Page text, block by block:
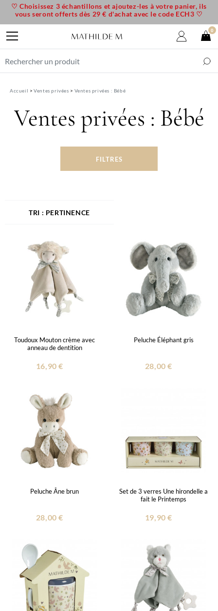
Accueil Ventes privées Ventes privées : Bébé
Ventes privées : Bébé
FILTRES
PERTINENCE
Toudoux Mouton crème avec
anneau de dentition
16,90 €
Peluche Éléphant gris
28,00 €
Peluche Âne brun
28,00 €
Set de 3 verres Une hirondelle a
fait le Printemps
19,90 €
♡ Choisissez 3 échantillons et ajoutez-les à votre panier, ils
vous seront offerts dès 29 € d'achat avec le code ECH3 ♡
0